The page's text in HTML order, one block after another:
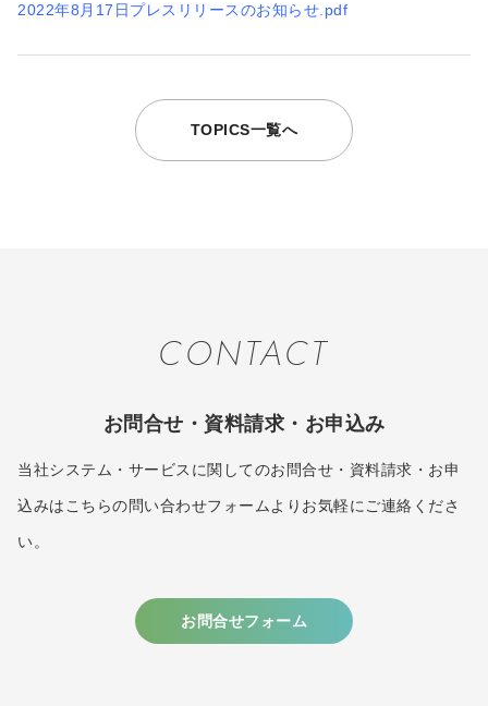
2022年8月17日プレスリリースのお知らせ.pdf
TOPICS一覧へ
CONTACT
お問合せ・資料請求・お申込み
当社システム・サービスに関してのお問合せ・資料請求・お申
込みはこちらの問い合わせフォームよりお気軽にご連絡くださ
い。
お問合せフォーム